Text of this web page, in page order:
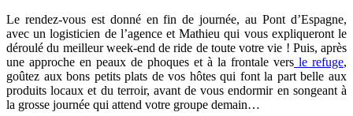
Le rendez-vous est donné en fin de journée, au Pont d’Espagne,
avec un logisticien de l’agence et Mathieu qui vous expliqueront le
déroulé du meilleur week-end de ride de toute votre vie ! Puis, après
une approche en peaux de phoques et à la frontale vers le refuge,
goûtez aux bons petits plats de vos hôtes qui font la part belle aux
produits locaux et du terroir, avant de vous endormir en songeant à
la grosse journée qui attend votre groupe demain…